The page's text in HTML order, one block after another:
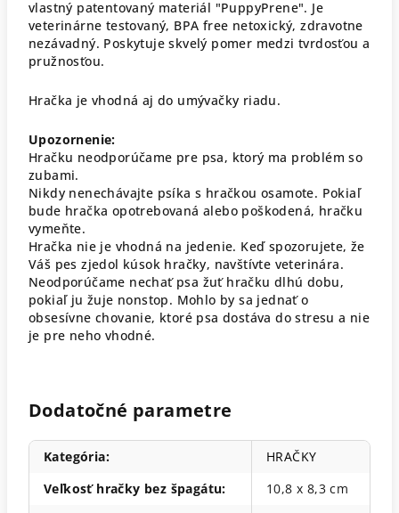
vlastný patentovaný materiál "PuppyPrene". Je
veterinárne testovaný, BPA free netoxický, zdravotne
nezávadný. Poskytuje skvelý pomer medzi tvrdosťou a
pružnosťou.
Hračka je vhodná aj do umývačky riadu.
Upozornenie:
Hračku neodporúčame pre psa, ktorý ma problém so
zubami.
Nikdy nenechávajte psíka s hračkou osamote. Pokiaľ
bude hračka opotrebovaná alebo poškodená, hračku
vymeňte.
Hračka nie je vhodná na jedenie. Keď spozorujete, že
Váš pes zjedol kúsok hračky, navštívte veterinára.
Neodporúčame nechať psa žuť hračku dlhú dobu,
pokiaľ ju žuje nonstop. Mohlo by sa jednať o
obsesívne chovanie, ktoré psa dostáva do stresu a nie
je pre neho vhodné.
Dodatočné parametre
Kategória:
HRAČKY
Veľkosť hračky bez špagátu:
10,8 x 8,3 cm